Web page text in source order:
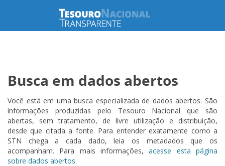
Busca em dados abertos
Você está em uma busca especializada de dados abertos. São
informações produzidas pelo Tesouro Nacional que são
abertas, sem tratamento, de livre utilização e distribuição,
desde que citada a fonte. Para entender exatamente como a
STN chega a cada dado, leia os metadados que os
acompanham. Para mais informações,acesse esta página
sobre dados abertos.